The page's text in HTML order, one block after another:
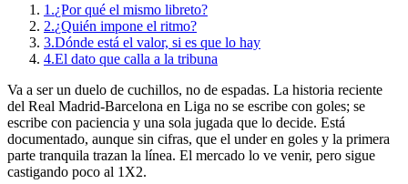
1.¿Por qué el mismo libreto?
2.¿Quién impone el ritmo?
3.Dónde está el valor, si es que lo hay
4.El dato que calla a la tribuna
Va a ser un duelo de cuchillos, no de espadas. La historia reciente
del Real Madrid-Barcelona en Liga no se escribe con goles; se
escribe con paciencia y una sola jugada que lo decide. Está
documentado, aunque sin cifras, que el under en goles y la primera
parte tranquila trazan la línea. El mercado lo ve venir, pero sigue
castigando poco al 1X2.